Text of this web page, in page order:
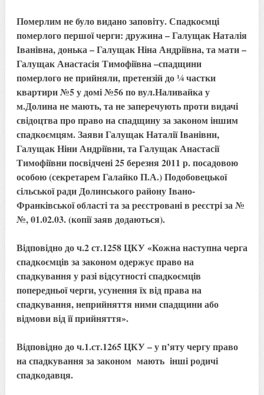
Померлим не було видано заповіту. Спадкоємці
померлого першої черги: дружина – Галущак Наталія
Іванівна, донька – Галущак Ніна Андріївна, та мати –
Галущак Анастасія Тимофіївна –спадщини
померлого не прийняли, претензій до ¼ частки
квартири №5 у домі №56 по вул.Наливайка у
м.Долина не мають, та не заперечують проти видачі
свідоцтва про право на спадщину за законом іншим
спадкоємцям. Заяви Галущак Наталії Іванівни,
Галущак Ніни Андріївни, та Галущак Анастасії
Тимофіївни посвідчені 25 березня 2011 р. посадовою
особою (секретарем Галайко П.А.) Подобовецької
сільської ради Долинського району Івано-
Франківської області та за реєстровані в реєстрі за №
№, 01.02.03. (копії заяв додаються).
Відповідно до ч.2 ст.1258 ЦКУ «Кожна наступна черга
спадкоємців за законом одержує право на
спадкування у разі відсутності спадкоємців
попередньої черги, усунення їх від права на
спадкування, неприйняття ними спадщини або
відмови від її прийняття».
Відповідно до ч.1.ст.1265 ЦКУ – у п’яту чергу право
на спадкування за законом мають інші родичі
спадкодавця.